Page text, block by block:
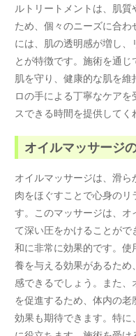
ルトリートメントは、肌
ため、個々のニーズに合
には、肌の透明感が増し
とが特徴です。施術を通
肌を守り、健康的な肌を
ロの手による丁寧なケア
スできる時間を提供してく
オイルマッサージ
オイルマッサージは、滑
肉をほぐすことで心身の
す。このマッサージは、
て深い圧をかけることが
和に非常に効果的です。
養を与える効果があるた
感できるでしょう。また
を促進するため、体内の
効果も期待できます。特